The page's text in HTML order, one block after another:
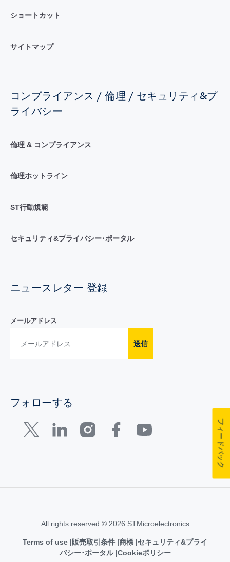
ショートカット
サイトマップ
コンプライアンス / 倫理 / セキュリティ&プ
ライバシー
倫理 & コンプライアンス
倫理ホットライン
ST行動規範
セキュリティ&プライバシー･ポータル
ニュースレター 登録
メールアドレス
送信
フォローする
All rights reserved © 2026 STMicroelectronics
Terms of use 販売取引条件 商標 セキュリティ&プライ
バシー･ポータル Cookieポリシー
フィードバック